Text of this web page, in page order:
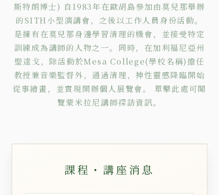
斯特朗博士) 自1983年在歐胡島參加由莫兒那舉辦
的SITH小型演講會，之後以工作人員身份活動。
是擁有在莫兒那身邊學習清理的機會，並接受特定
訓練成為講師的人物之一。同時，在加利福尼亞州
聖達戈，除活動於Mesa College(學校名稱)擔任
教授兼音樂監督外，通過清理，神性靈感降臨開始
從事繪畫，並實現開辦個人展覽會。 單擊此處可閱
覽蒙米拉尼講師探訪資訊。
課程・講座消息